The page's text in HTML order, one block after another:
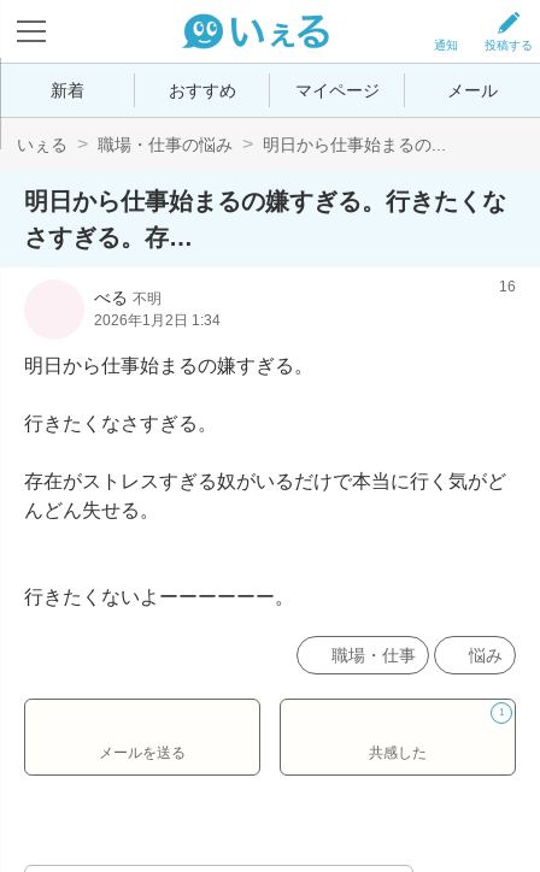
投稿する
通知
新着 おすすめ マイページ メール
いぇる 職場・仕事の悩み 明日から仕事始まるの...
明日から仕事始まるの嫌すぎる。行きたくな
さすぎる。存…
べる 不明
2026年1月2日 1:34
16
明日から仕事始まるの嫌すぎる。
行きたくなさすぎる。
存在がストレスすぎる奴がいるだけで本当に行く気がど
んどん失せる。
行きたくないよーーーーーー。
職場・仕事 悩み
メールを送る
1
共感した